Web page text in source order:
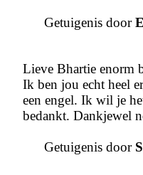
Getuigenis door
Lieve Bhartie enorm
Ik ben jou echt heel
een engel. Ik wil je
bedankt. Dankjewel
Getuigenis door